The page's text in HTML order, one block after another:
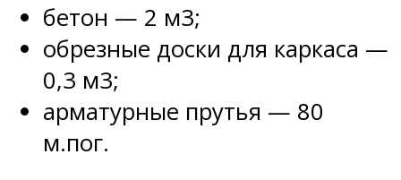
бетон — 2 м3;
обрезные доски для каркаса —
0,3 м3;
арматурные прутья — 80
м.пог.